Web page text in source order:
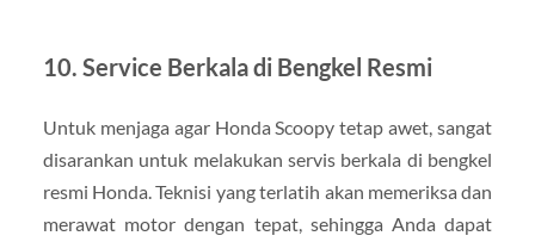
10. Service Berkala di Bengkel Resmi
Untuk menjaga agar Honda Scoopy tetap awet, sangat
disarankan untuk melakukan servis berkala di bengkel
resmi Honda. Teknisi yang terlatih akan memeriksa dan
merawat motor dengan tepat, sehingga Anda dapat